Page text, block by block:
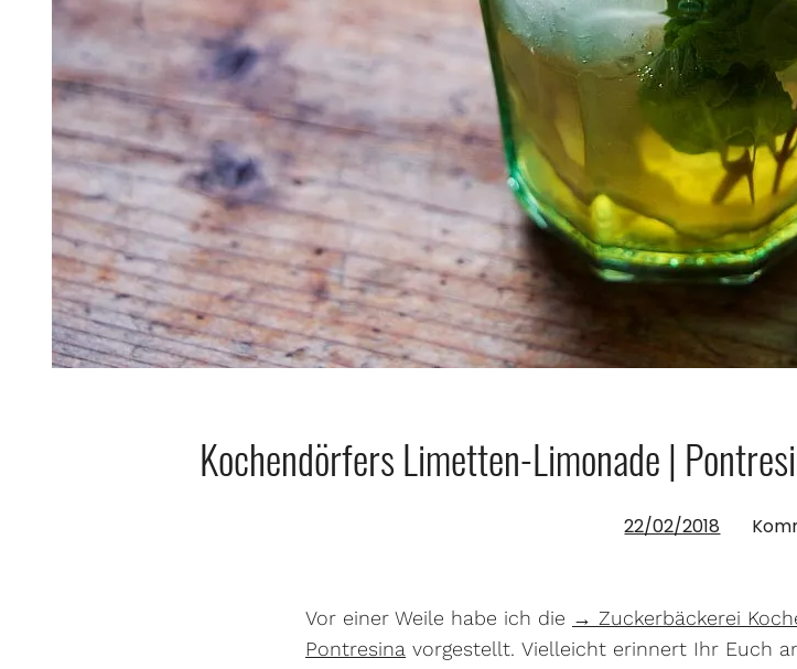
Kochendörfers Limetten-Limonade |
22/02/2018
Vor einer Weile habe ich die → Zuckerbäckerei
Pontresina vorgestellt. Vielleicht erinnert Ihr Euch